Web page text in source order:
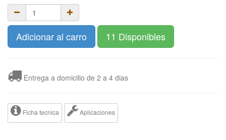
Adicionar al carro 11 Disponibles
Entrega a domicilio de 2 a 4 dias
Ficha tecnica Aplicaciones